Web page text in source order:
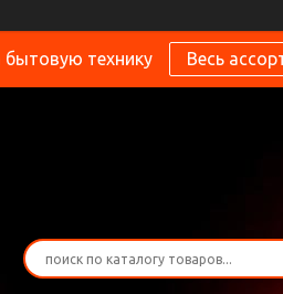
бытовую технику Весь